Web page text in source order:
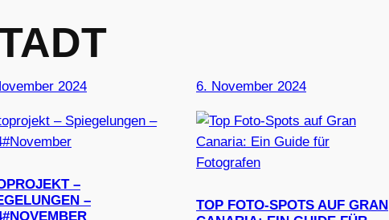
2024
–
–
6. November 2024
TOP FOTO-SPOTS AUF GRAN